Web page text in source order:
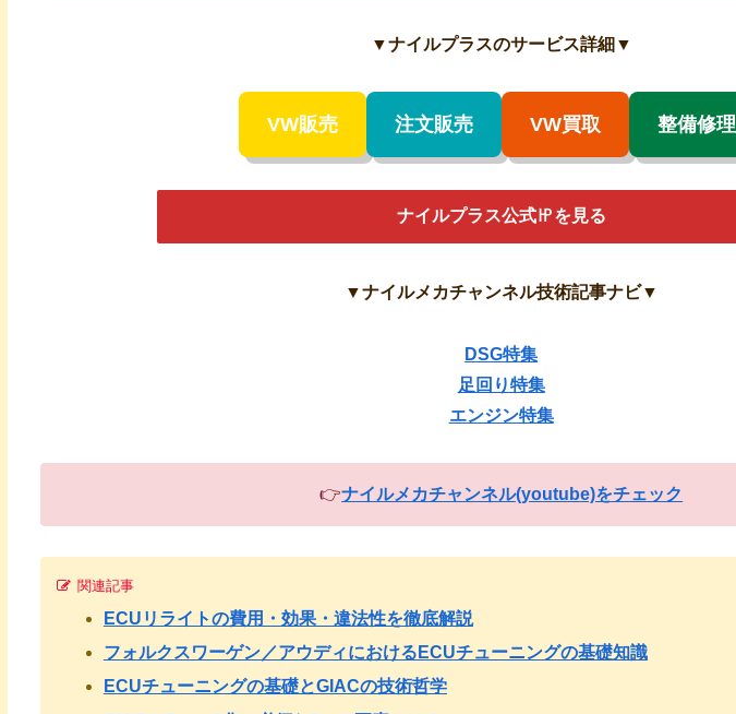
▼ナイルプラスのサービス詳細 ▼
VW販売 注文販売 VW買取 整備修理
ナイルプラス公式㏋を見る
▼ナイルメカチャンネル技術記事ナビ▼
DSG特集
足回り特集
エンジン特集
👉ナイルメカチャンネル(youtube)をチェック
関連記事
ECUリライトの費用・効果・違法性を徹底解説
フォルクスワーゲン／アウディにおけるECUチューニングの基礎知識
ECUチューニングの基礎とGIACの技術哲学